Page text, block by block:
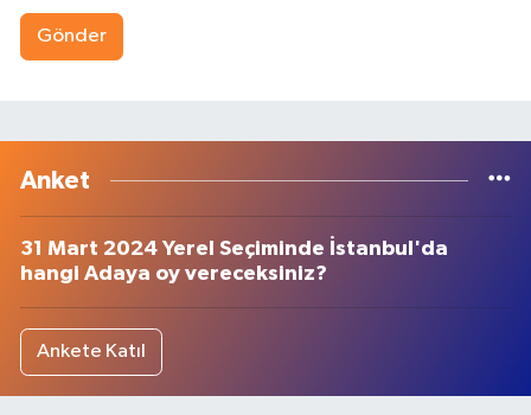
Gönder
Anket
31 Mart 2024 Yerel Seçiminde İstanbul'da
hangi Adaya oy vereceksiniz?
Ankete Katıl